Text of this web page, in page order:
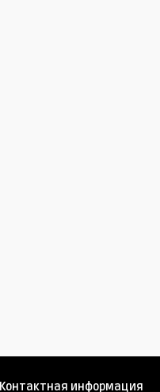
Контактная информация